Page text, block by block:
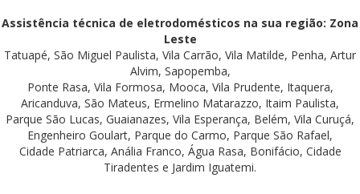
Assistência técnica de eletrodomésticos na sua região: Zona
Leste
Tatuapé, São Miguel Paulista, Vila Carrão, Vila Matilde, Penha, Artur
Alvim, Sapopemba,
Ponte Rasa, Vila Formosa, Mooca, Vila Prudente, Itaquera,
Aricanduva, São Mateus, Ermelino Matarazzo, Itaim Paulista,
Parque São Lucas, Guaianazes, Vila Esperança, Belém, Vila Curuçá,
Engenheiro Goulart, Parque do Carmo, Parque São Rafael,
Cidade Patriarca, Anália Franco, Água Rasa, Bonifácio, Cidade
Tiradentes e Jardim Iguatemi.